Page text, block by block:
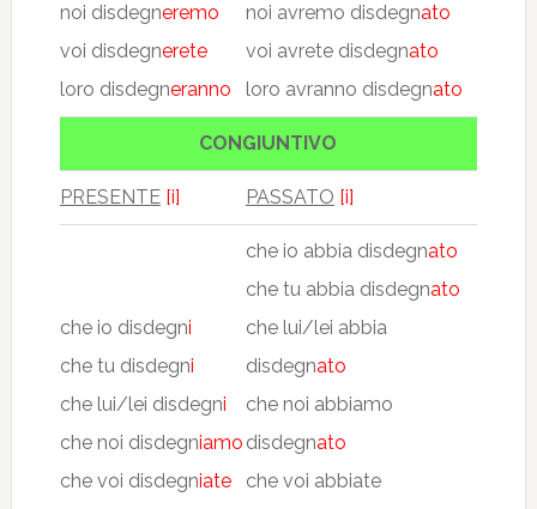
noi disdegneremo
voi disdegnerete
loro disdegneranno
noi avremo disdegnato
voi avrete disdegnato
loro avranno disdegnato
CONGIUNTIVO
PRESENTE [i] PASSATO [i]
che io disdegni
che tu disdegni
che lui/lei disdegni
che noi disdegniamo
che voi disdegniate
che io abbia disdegnato
che tu abbia disdegnato
che lui/lei abbia
disdegnato
che noi abbiamo
disdegnato
che voi abbiate